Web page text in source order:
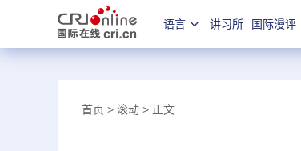
语言 讲习所 国际漫评
首页 > 滚动 > 正文